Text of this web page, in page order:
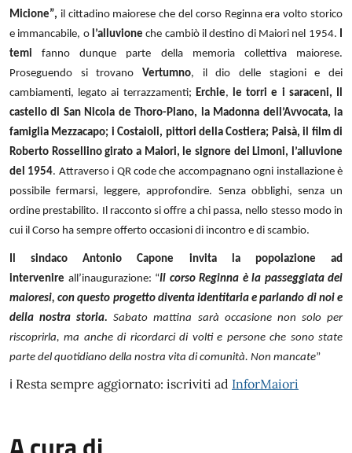
Micione”, il cittadino maiorese che del corso Reginna era volto storico
e immancabile, o l’alluvione che cambiò il destino di Maiori nel 1954. I
temi fanno dunque parte della memoria collettiva maiorese.
Proseguendo si trovano Vertumno, il dio delle stagioni e dei
cambiamenti, legato ai terrazzamenti; Erchie, le torri e i saraceni, Il
castello di San Nicola de Thoro-Plano, la Madonna dell’Avvocata, la
famiglia Mezzacapo; i Costaioli, pittori della Costiera; Paisà, il film di
Roberto Rossellino girato a Maiori, le signore dei Limoni, l’alluvione
del 1954. Attraverso i QR code che accompagnano ogni installazione è
possibile fermarsi, leggere, approfondire. Senza obblighi, senza un
ordine prestabilito. Il racconto si offre a chi passa, nello stesso modo in
cui il Corso ha sempre offerto occasioni di incontro e di scambio.
Il sindaco Antonio Capone invita la popolazione ad
intervenire all’inaugurazione: “Il corso Reginna è la passeggiata dei
maioresi, con questo progetto diventa identitaria e parlando di noi e
della nostra storia. Sabato mattina sarà occasione non solo per
riscoprirla, ma anche di ricordarci di volti e persone che sono state
parte del quotidiano della nostra vita di comunità. Non mancate”
ℹ️ Resta sempre aggiornato: iscriviti ad InforMaiori